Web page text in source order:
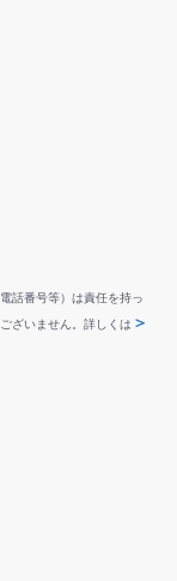
話番号等）は責任を持っ
ざいません。詳しくは ＞